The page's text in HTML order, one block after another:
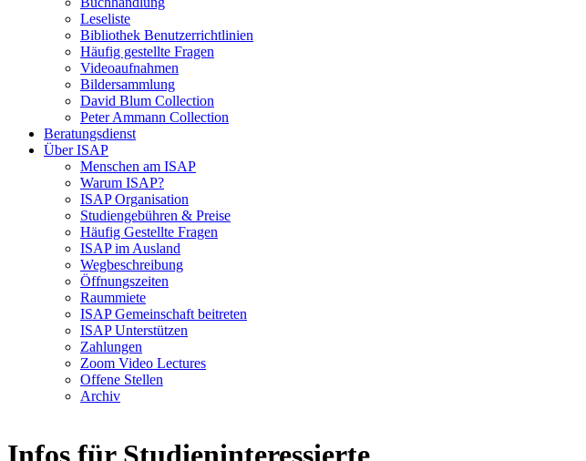
Leseliste
Bibliothek Benutzerrichtlinien
Häufig gestellte Fragen
Videoaufnahmen
Bildersammlung
David Blum Collection
Peter Ammann Collection
Beratungsdienst
Über ISAP
Menschen am ISAP
Warum ISAP?
ISAP Organisation
Studiengebühren & Preise
Häufig Gestellte Fragen
ISAP im Ausland
Wegbeschreibung
Öffnungszeiten
Raummiete
ISAP Gemeinschaft beitreten
ISAP Unterstützen
Zahlungen
Zoom Video Lectures
Offene Stellen
Archiv